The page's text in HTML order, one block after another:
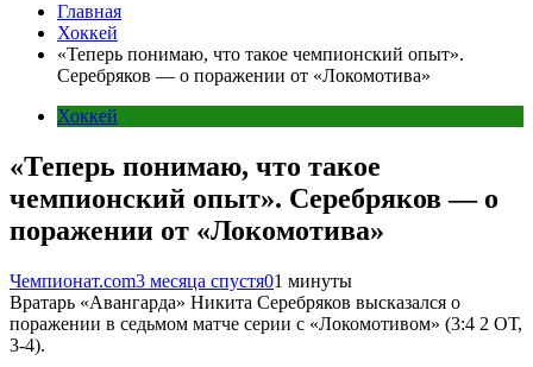
Главная
Хоккей
«Теперь понимаю, что такое чемпионский опыт».
Серебряков — о поражении от «Локомотива»
Хоккей
«Теперь понимаю, что такое
чемпионский опыт». Серебряков — о
поражении от «Локомотива»
Чемпионат.com3 месяца спустя01 минуты
Вратарь «Авангарда» Никита Серебряков высказался о
поражении в седьмом матче серии с «Локомотивом» (3:4 2 ОТ,
3-4).